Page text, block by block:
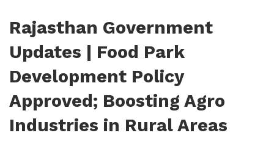
Rajasthan Government
Updates | Food Park
Development Policy
Approved; Boosting Agro
Industries in Rural Areas